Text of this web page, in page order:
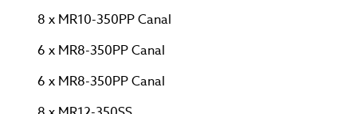
8 x MR10-350PP Canal
6 x MR8-350PP Canal
6 x MR8-350PP Canal